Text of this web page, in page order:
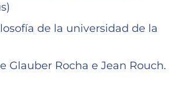
de la universidad de la
Rocha e Jean Rouch.